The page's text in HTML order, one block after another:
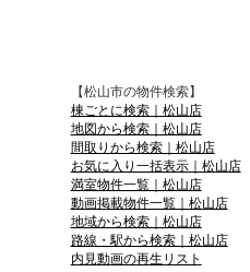
【松山市の物件検索】
棟ごとに検索｜松山店
地図から検索｜松山店
間取りから検索｜松山店
お気に入り一括表示｜松山店
満室物件一覧｜松山店
動画掲載物件一覧｜松山店
地域から検索｜松山店
路線・駅から検索｜松山店
内見動画の再生リスト